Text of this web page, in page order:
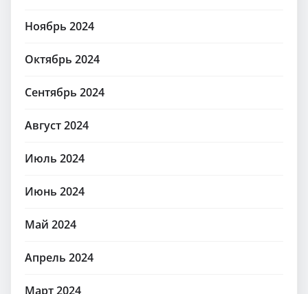
Ноябрь 2024
Октябрь 2024
Сентябрь 2024
Август 2024
Июль 2024
Июнь 2024
Май 2024
Апрель 2024
Март 2024